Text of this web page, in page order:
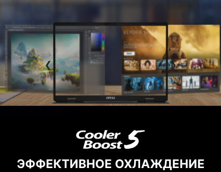
ЭФФЕКТИВНОЕ ОХЛАЖДЕНИЕ